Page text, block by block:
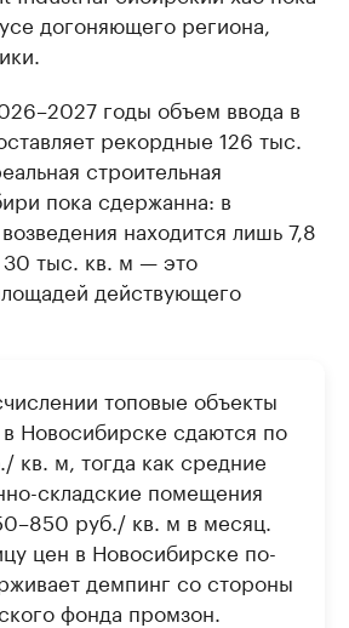
догоняющего региона,
годы объем ввода в
рекордные 126 тыс.
строительная
пока сдержанна: в
находится лишь 7,8
тыс. кв. м — это
действующего
топовые объекты
Новосибирске сдаются по
кв. м, тогда как средние
складские помещения
руб./ кв. м в месяц.
цен в Новосибирске по-
демпинг со стороны
фонда промзон.